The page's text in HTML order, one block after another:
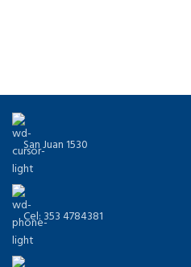
San Juan 1530
Cel: 353 4784381